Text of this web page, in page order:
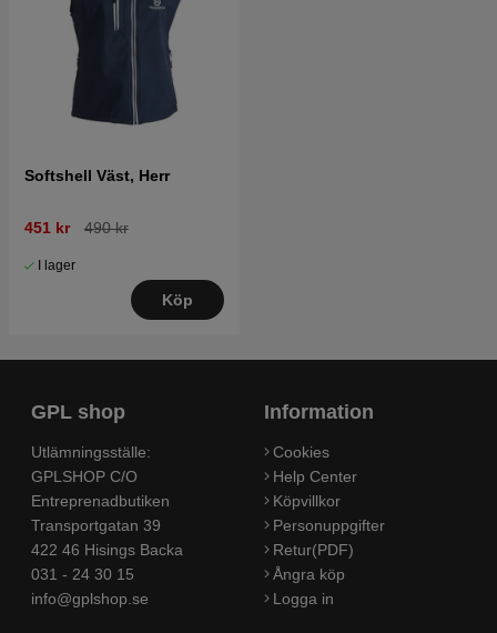
Softshell Väst, Herr
451 kr 490 kr
I lager
Köp
GPL shop
Utlämningsställe:
GPLSHOP C/O
Entreprenadbutiken
Transportgatan 39
422 46 Hisings Backa
031 - 24 30 15
info@gplshop.se
Information
Cookies
Help Center
Köpvillkor
Personuppgifter
Retur(PDF)
Ångra köp
Logga in